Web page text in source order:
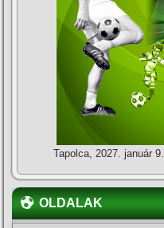
Tapolca, 2027. január 9.
OLDALAK